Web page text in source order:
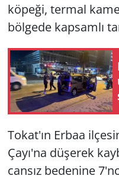
köpeği, termal
bölgede kapsamlı
Tokat'ın Erbaa
Çayı'na düşerek
cansız bedenine